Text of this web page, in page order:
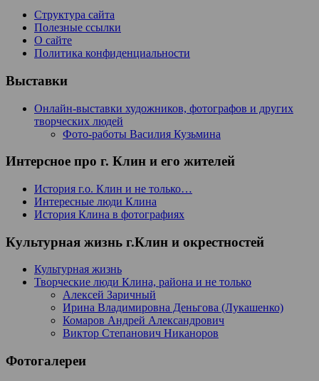
Структура сайта
Полезные ссылки
О сайте
Политика конфиденциальности
Выставки
Онлайн-выставки художников, фотографов и других
творческих людей
Фото-работы Василия Кузьмина
Интерсное про г. Клин и его жителей
История г.о. Клин и не только…
Интересные люди Клина
История Клина в фотографиях
Культурная жизнь г.Клин и окрестностей
Культурная жизнь
Творческие люди Клина, района и не только
Алексей Заричный
Ирина Владимировна Деньгова (Лукашенко)
Комаров Андрей Александрович
Виктор Степанович Никаноров
Фотогалереи